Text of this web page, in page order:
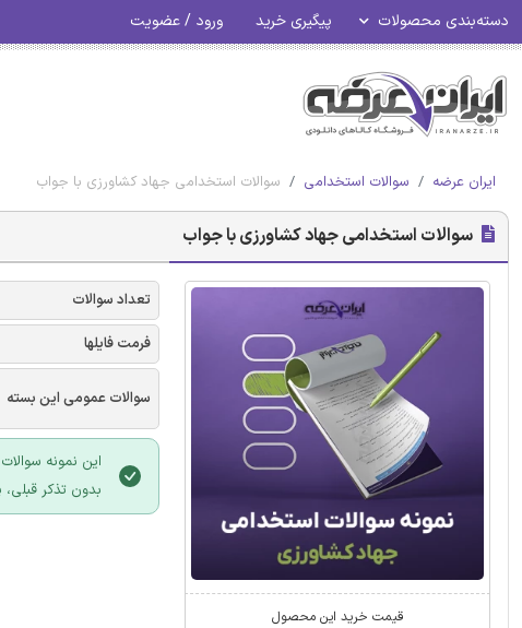
دسته‌بندی محصولات پیگیری خرید ورود / عضویت
ایران عرضه سوالات استخدامی سوالات استخدامی جهاد کشاورزی با جواب
سوالات استخدامی جهاد کشاورزی با جواب
قیمت خرید این محصول
تعداد سوالات
فرمت فایلها
سوالات عمومی این بسته
این نمونه
بدون تذکر